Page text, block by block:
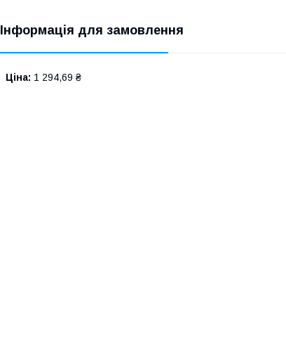
Інформація для замовлення
Ціна: 1 294,69 ₴